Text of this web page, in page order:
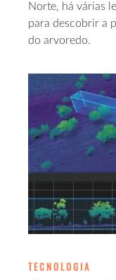
Norte, há várias
para descobrir a
do arvoredo.
TECNOLOGIA